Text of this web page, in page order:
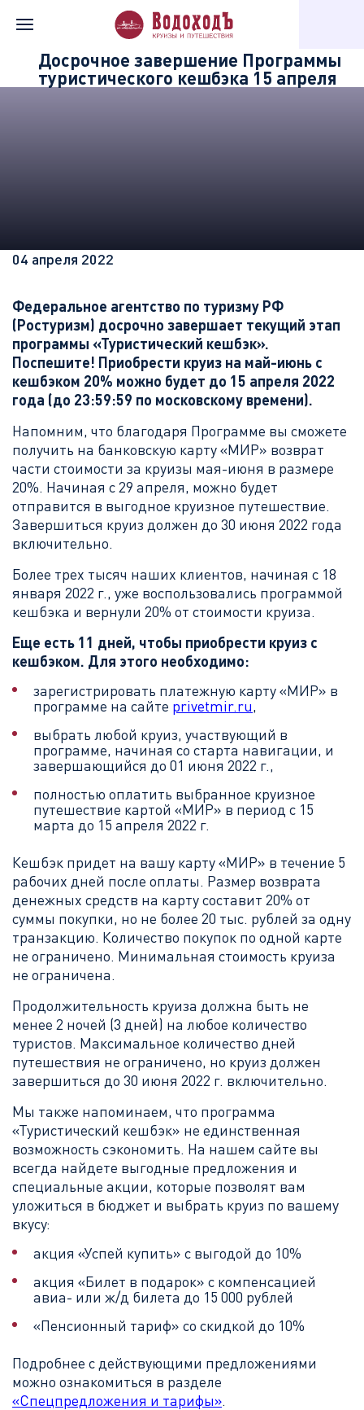
Главная Информация о компании Новости «Водохода»
Досрочное завершение Программы
туристического кешбэка 15 апреля
04 апреля 2022
Федеральное агентство по туризму РФ
(Ростуризм) досрочно завершает текущий этап
программы «Туристический кешбэк».
Поспешите! Приобрести круиз на май-июнь с
кешбэком 20% можно будет до 15 апреля 2022
года (до 23:59:59 по московскому времени).
Напомним, что благодаря Программе вы сможете
получить на банковскую карту «МИР» возврат
части стоимости за круизы мая-июня в размере
20%. Начиная с 29 апреля, можно будет
отправится в выгодное круизное путешествие.
Завершиться круиз должен до 30 июня 2022 года
включительно.
Более трех тысяч наших клиентов, начиная с 18
января 2022 г., уже воспользовались программой
кешбэка и вернули 20% от стоимости круиза.
Еще есть 11 дней, чтобы приобрести круиз с
кешбэком. Для этого необходимо:
зарегистрировать платежную карту «МИР» в
программе на сайте privetmir.ru,
выбрать любой круиз, участвующий в
программе, начиная со старта навигации, и
завершающийся до 01 июня 2022 г.,
полностью оплатить выбранное круизное
путешествие картой «МИР» в период с 15
марта до 15 апреля 2022 г.
Кешбэк придет на вашу карту «МИР» в течение 5
рабочих дней после оплаты. Размер возврата
денежных средств на карту составит 20% от
суммы покупки, но не более 20 тыс. рублей за одну
транзакцию. Количество покупок по одной карте
не ограничено. Минимальная стоимость круиза
не ограничена.
Продолжительность круиза должна быть не
менее 2 ночей (3 дней) на любое количество
туристов. Максимальное количество дней
путешествия не ограничено, но круиз должен
завершиться до 30 июня 2022 г. включительно.
Мы также напоминаем, что программа
«Туристический кешбэк» не единственная
возможность сэкономить. На нашем сайте вы
всегда найдете выгодные предложения и
специальные акции, которые позволят вам
уложиться в бюджет и выбрать круиз по вашему
вкусу:
акция «Успей купить» с выгодой до 10%
акция «Билет в подарок» с компенсацией
авиа- или ж/д билета до 15 000 рублей
«Пенсионный тариф» со скидкой до 10%
Подробнее с действующими предложениями
можно ознакомиться в разделе
«Спецпредложения и тарифы».